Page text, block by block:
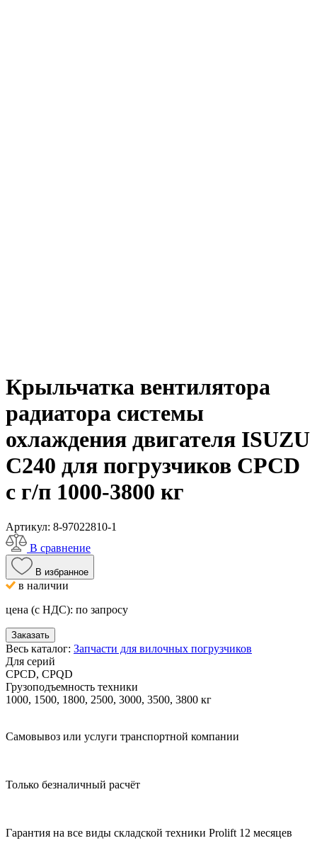
Крыльчатка вентилятора
радиатора системы
охлаждения двигателя ISUZU
C240 для погрузчиков CPCD
с г/п 1000-3800 кг
Артикул: 8-97022810-1
В сравнение
В избранное
в наличии
цена (с НДС): по запросу
Заказать
Весь каталог: Запчасти для вилочных погрузчиков
Для серий
CPCD, CPQD
Грузоподъемность техники
1000, 1500, 1800, 2500, 3000, 3500, 3800 кг
Самовывоз или услуги транспортной компании
Только безналичный расчёт
Гарантия на все виды складской техники Prolift 12 месяцев